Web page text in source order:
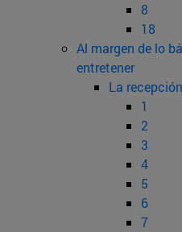
8
18
Al margen de lo
entretener
La
1
2
3
4
5
6
7